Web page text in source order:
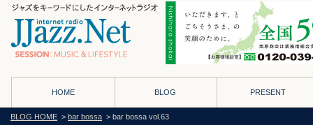
HOME BLOG PRESENT
BLOG HOME > bar bossa > bar bossa vol.63